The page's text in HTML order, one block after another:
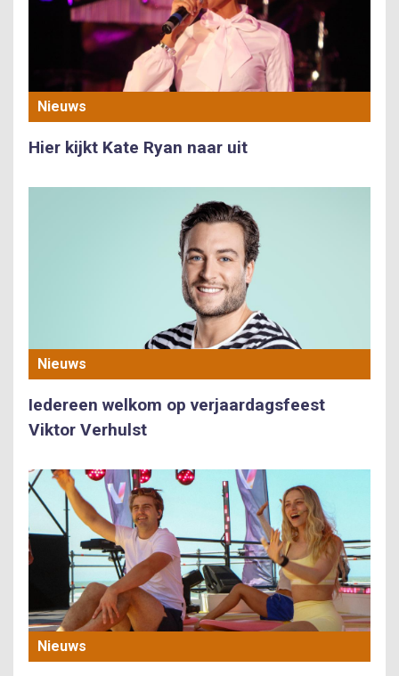
Nieuws
Hier kijkt Kate Ryan naar uit
Nieuws
Iedereen welkom op verjaardagsfeest
Viktor Verhulst
Nieuws